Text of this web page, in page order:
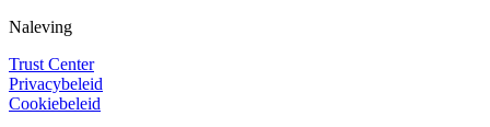
Naleving
Trust Center
Privacybeleid
Cookiebeleid